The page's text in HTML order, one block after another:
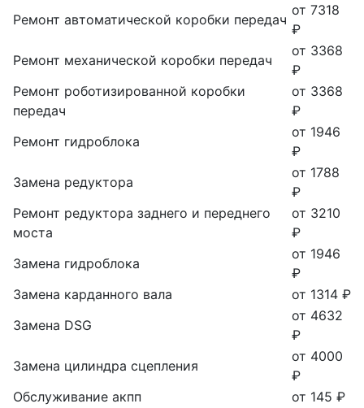
Ремонт автоматической коробки передач
от 7318
₽
Ремонт механической коробки передач
от 3368
₽
Ремонт роботизированной коробки
передач
от 3368
₽
Ремонт гидроблока
от 1946
₽
Замена редуктора
от 1788
₽
Ремонт редуктора заднего и переднего
моста
от 3210
₽
Замена гидроблока
от 1946
₽
Замена карданного вала
от 1314 ₽
Замена DSG
от 4632
₽
Замена цилиндра сцепления
от 4000
₽
Обслуживание акпп
от 145 ₽